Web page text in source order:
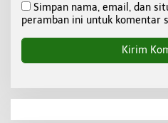
Simpan nama, email, dan
peramban ini untuk komentar